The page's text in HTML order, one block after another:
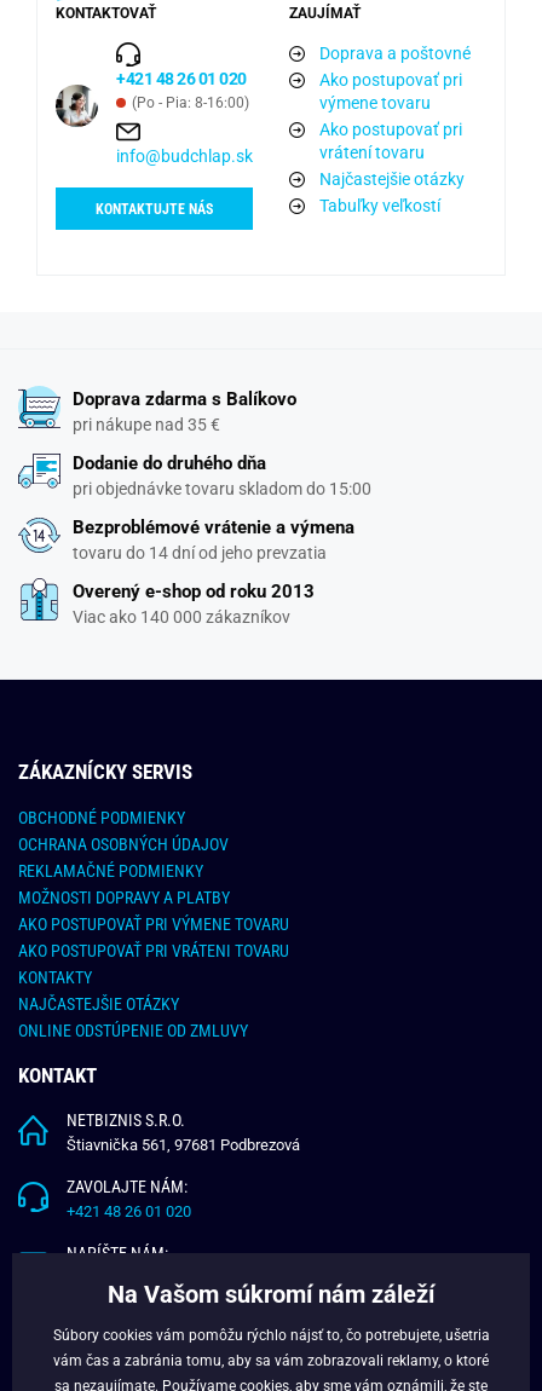
KONTAKTOVAŤ
+421 48 26 01 020
(Po - Pia: 8-16:00)
info@budchlap.sk
KONTAKTUJTE NÁS
ZAUJÍMAŤ
Doprava a poštovné
Ako postupovať pri
výmene tovaru
Ako postupovať pri
vrátení tovaru
Najčastejšie otázky
Tabuľky veľkostí
Doprava zdarma s Balíkovo
pri nákupe nad 35 €
Dodanie do druhého dňa
pri objednávke tovaru skladom do 15:00
Bezproblémové vrátenie a výmena
tovaru do 14 dní od jeho prevzatia
Overený e-shop od roku 2013
Viac ako 140 000 zákazníkov
ZÁKAZNÍCKY SERVIS
OBCHODNÉ PODMIENKY
OCHRANA OSOBNÝCH ÚDAJOV
REKLAMAČNÉ PODMIENKY
MOŽNOSTI DOPRAVY A PLATBY
AKO POSTUPOVAŤ PRI VÝMENE TOVARU
AKO POSTUPOVAŤ PRI VRÁTENI TOVARU
KONTAKTY
NAJČASTEJŠIE OTÁZKY
ONLINE ODSTÚPENIE OD ZMLUVY
KONTAKT
NETBIZNIS S.R.O.
Štiavnička 561, 97681 Podbrezová
ZAVOLAJTE NÁM:
+421 48 26 01 020
NAPÍŠTE NÁM:
O NÁS
Na Vašom súkromí nám záleží
Súbory cookies vám pomôžu rýchlo nájsť to, čo potrebujete, ušetria
vám čas a zabránia tomu, aby sa vám zobrazovali reklamy, o ktoré
sa nezaujímate. Používame cookies , aby sme vám oznámili, že ste